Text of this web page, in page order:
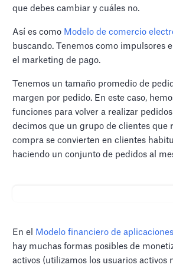
que debes cambiar y cuáles no.
Así es como Modelo de comercio
buscando. Tenemos como impulsores
el marketing de pago.
Tenemos un tamaño promedio de
margen por pedido. En este caso,
funciones para volver a realizar
decimos que un grupo de clientes que
compra se convierten en clientes
haciendo un conjunto de pedidos al
En el Modelo financiero de
hay muchas formas posibles de
activos (utilizamos los usuarios activos